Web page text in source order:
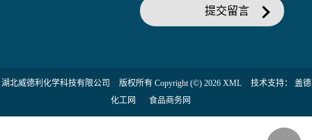
提交留言
湖北威德利化学科技有限公司 版权所有 Copyright (©) 2026 XML 技术支持： 盖德
化工网
食品商务网